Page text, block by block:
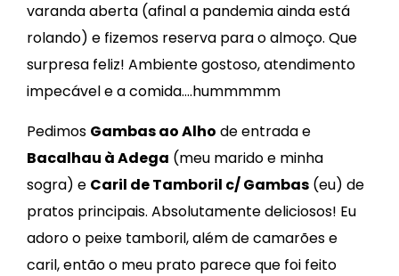
varanda aberta (afinal a pandemia ainda está
rolando) e fizemos reserva para o almoço. Que
surpresa feliz! Ambiente gostoso, atendimento
impecável e a comida….hummmmm
Pedimos Gambas ao Alho de entrada e
Bacalhau à Adega (meu marido e minha
sogra) e Caril de Tamboril c/ Gambas (eu) de
pratos principais. Absolutamente deliciosos! Eu
adoro o peixe tamboril, além de camarões e
caril, então o meu prato parece que foi feito